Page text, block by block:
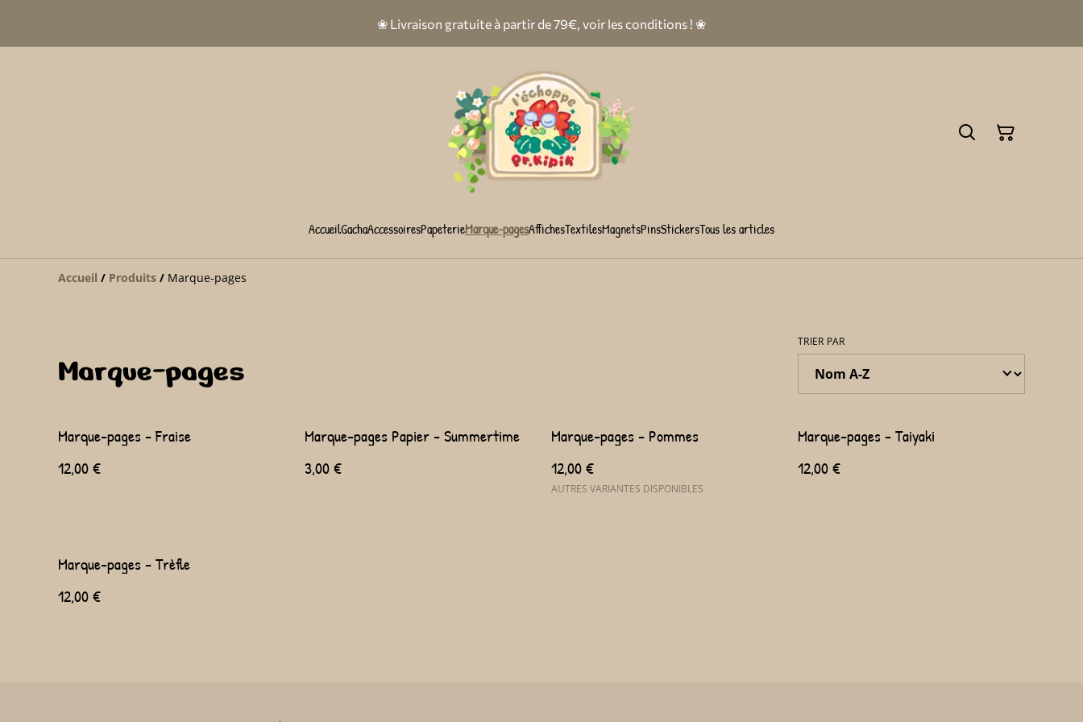
❀ Livraison gratuite à partir de 79€, voir les conditions ! ❀
AccueilGachaAccessoiresPapeterieMarque-pagesAffichesTextilesMagnetsPinsStickersTous les articles
Accueil / Produits / Marque-pages
Marque-pages
TRIER PAR
Marque-pages - Fraise
12,00 €
Marque-pages Papier - Summertime
3,00 €
Marque-pages - Pommes
12,00 €
AUTRES VARIANTES DISPONIBLES
Marque-pages - Taiyaki
12,00 €
Marque-pages - Trèfle
12,00 €